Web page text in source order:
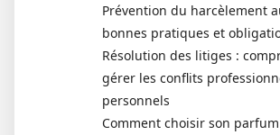
Prévention du harcèlement
bonnes pratiques et
Résolution des litiges :
gérer les conflits
personnels
Comment choisir son parfum